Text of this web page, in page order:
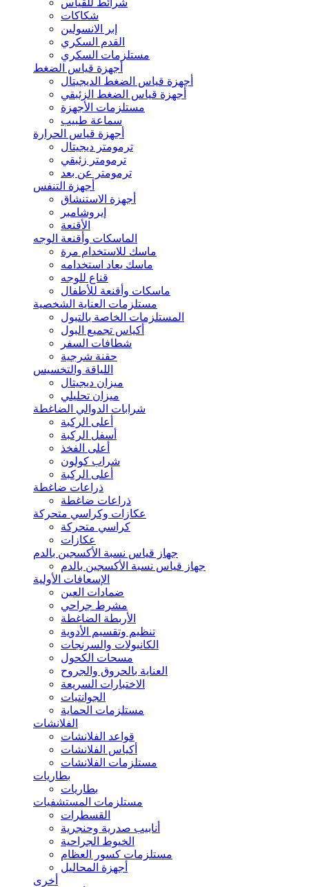
شرائط للقياس
شكاكات
إبر الانسولين
القدم السكري
مستلزمات السكري
أجهزة قياس الضغط
أجهزة قياس الضغط الديجيتال
أجهزة قياس الضغط الزئبقي
مستلزمات الأجهزة
سماعة طبيب
أجهزة قياس الحرارة
ترمومتر ديجيتال
ترمومتر زئبقي
ترمومتر عن بعد
أجهزة التنفس
أجهزة الاستنشاق
إيروشامبر
الأقنعة
الماسكات وأقنعة الوجه
ماسك للاستخدام مرة
ماسك يعاد استخدامه
قناع للوجه
ماسكات وأقنعة للأطفال
مستلزمات العناية الشخصية
المستلزمات الخاصة بالتبول
أكياس تجميع البول
شطافات السفر
حقنة شرجية
اللياقة والتخسيس
ميزان ديجيتال
ميزان تحليلي
شرابات الدوالي الضاغطة
أعلى الركبة
أسفل الركبة
أعلى الفخذ
شراب كولون
أعلى الركبة
ذراعات ضاغطة
ذراعات ضاغطة
عكازات وكراسي متحركة
كراسي متحركة
عكازات
جهاز قياس نسبة الأكسجين بالدم
جهاز قياس نسبة الأكسجين بالدم
الإسعافات الأولية
ضمادات العين
مشرط جراحي
الأربطة الضاغطة
تنظيم وتقسيم الأدوية
الكانيولات والسرنجات
مسحات الكحول
العناية بالحروق والجروح
الاختبارات السريعة
الجوانتيات
مستلزمات الحماية
الفلانشات
قواعد الفلانشات
أكياس الفلانشات
مستلزمات الفلانشات
بطاريات
بطاريات
مستلزمات المستشفيات
القسطرات
أنابيب صدرية وحنجرية
الخيوط الجراحية
مستلزمات كسور العظام
أجهزة المحاليل
أخرى